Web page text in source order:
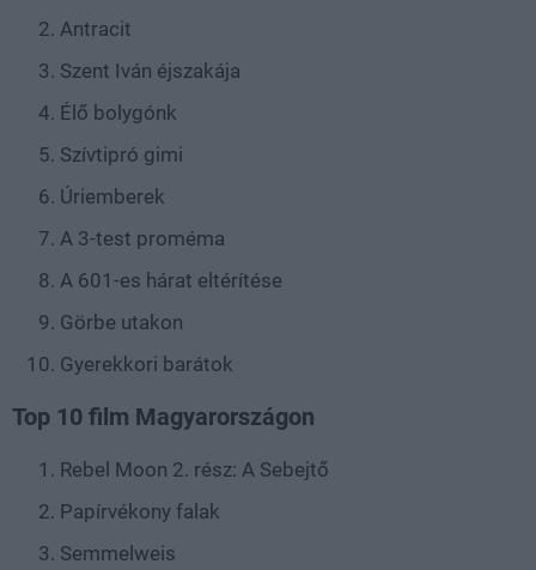
Antracit
Szent Iván éjszakája
Élő bolygónk
Szívtipró gimi
Úriemberek
A 3-test proméma
A 601-es hárat eltérítése
Görbe utakon
Gyerekkori barátok
Top 10 film Magyarországon
Rebel Moon 2. rész: A Sebejtő
Papírvékony falak
Semmelweis